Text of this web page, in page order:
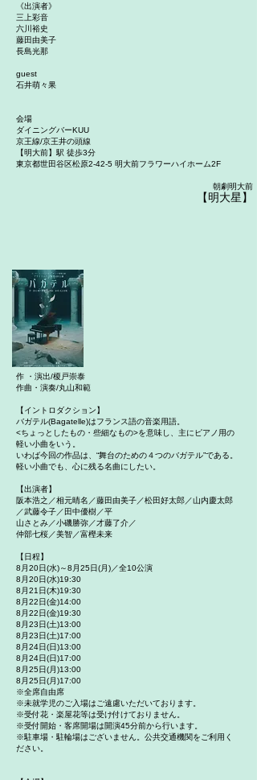
《出演者》
三上彩音
六川裕史
藤田由美子
長島光那
guest
石井萌々果
会場
ダイニングバーKUU
京王線/京王井の頭線
【明大前】駅 徒歩3分
東京都世田谷区松原2-42-5 明大前フラワーハイホーム2F
朝劇明大前
【明大星】
作 ・演出/榎戸崇泰
作曲・演奏/丸山和範
【イントロダクション】
バガテル(Bagatelle)はフランス語の音楽用語。
<ちょっとしたもの・些細なもの>を意味し、主にピアノ用の
軽い小曲をいう。
いわば今回の作品は、“舞台のための４つのバガテル”である。
軽い小曲でも、心に残る名曲にしたい。
【出演者】
阪本浩之／相元晴名／藤田由美子／松田好太郎／山内慶太郎
／武藤令子／田中優樹／平
山さとみ／小磯勝弥／才藤了介／
仲部七桜／美智／富樫未来
【日程】
8月20日(水)～8月25日(月)／全10公演
8月20日(水)19:30
8月21日(木)19:30
8月22日(金)14:00
8月22日(金)19:30
8月23日(土)13:00
8月23日(土)17:00
8月24日(日)13:00
8月24日(日)17:00
8月25日(月)13:00
8月25日(月)17:00
※全席自由席
※未就学児のご入場はご遠慮いただいております。
※受付花・楽屋花等は受け付けておりません。
※受付開始・客席開場は開演45分前から行います。
※駐車場・駐輪場はございません。公共交通機関をご利用く
ださい。